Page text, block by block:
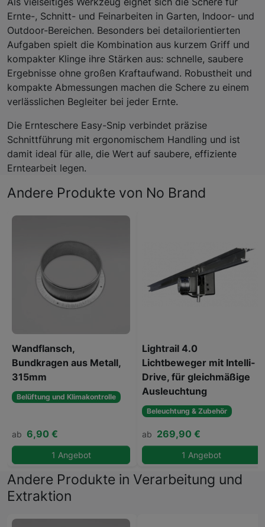
Ernte-, Schnitt- und Feinarbeiten in Garten, Indoor- und
Outdoor-Bereichen. Besonders bei detailorientierten
Aufgaben spielt die Kombination aus kurzem Griff und
kompakter Klinge ihre Stärken aus: schnelle, saubere
Ergebnisse ohne großen Kraftaufwand. Robustheit und
kompakte Abmessungen machen die Schere zu einem
verlässlichen Begleiter bei jeder Ernte.
Die Ernteschere Easy-Snip verbindet präzise
Schnittführung mit ergonomischem Handling und ist
damit ideal für alle, die Wert auf saubere, effiziente
Erntearbeit legen.
Andere Produkte von No Brand
Wandflansch,
Bundkragen aus Metall,
315mm
Belüftung und Klimakontrolle
ab 6,90 €
1 Angebot
Lightrail 4.0
Lichtbeweger mit Intelli-
Drive, für gleichmäßige
Ausleuchtung
Beleuchtung & Zubehör
ab 269,90 €
1 Angebot
Andere Produkte in Verarbeitung und
Extraktion